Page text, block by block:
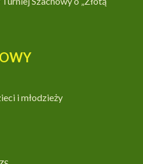
i młodzieży